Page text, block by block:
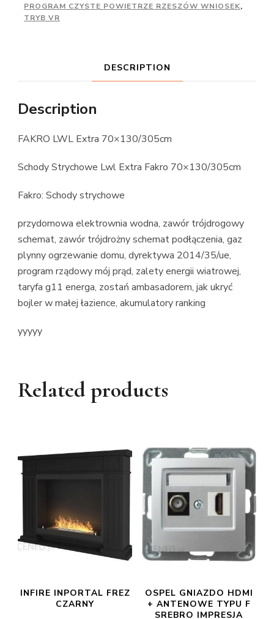
PROGRAM CZYSTE POWIETRZE RZESZÓW WNIOSEK,
TRYB VR
DESCRIPTION
Description
FAKRO LWL Extra 70×130/305cm
Schody Strychowe Lwl Extra Fakro 70×130/305cm
Fakro: Schody strychowe
przydomowa elektrownia wodna, zawór trójdrogowy
schemat, zawór trójdrożny schemat podłączenia, gaz
plynny ogrzewanie domu, dyrektywa 2014/35/ue,
program rządowy mój prąd, zalety energii wiatrowej,
taryfa g11 energa, zostań ambasadorem, jak ukryć
bojler w małej łazience, akumulatory ranking
yyyyy
Related products
INFIRE INPORTAL FREZ
CZARNY
OSPEL GNIAZDO HDMI
+ ANTENOWE TYPU F
SREBRO IMPRESJA